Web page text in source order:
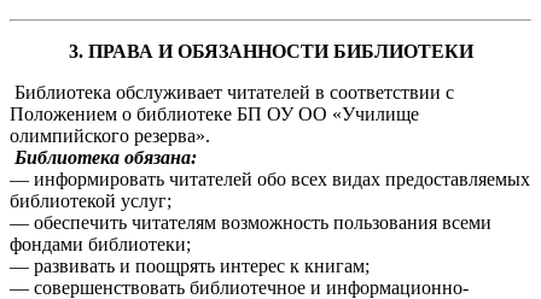
3. ПРАВА И ОБЯЗАННОСТИ БИБЛИОТЕКИ
Библиотека обслуживает читателей в соответствии с
Положением о библиотеке БП ОУ ОО «Училище
олимпийского резерва».
Библиотека обязана:
— информировать читателей обо всех видах предоставляемых
библиотекой услуг;
— обеспечить читателям возможность пользования всеми
фондами библиотеки;
— развивать и поощрять интерес к книгам;
— совершенствовать библиотечное и информационно-